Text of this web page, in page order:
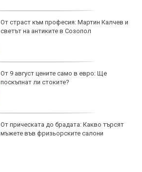
От страст към професия: Мартин Калчев и
светът на антиките в Созопол
От 9 август цените само в евро: Ще
поскъпнат ли стоките?
От прическата до брадата: Какво търсят
мъжете във фризьорските салони